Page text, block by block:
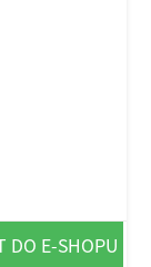
DO E-SHOPU